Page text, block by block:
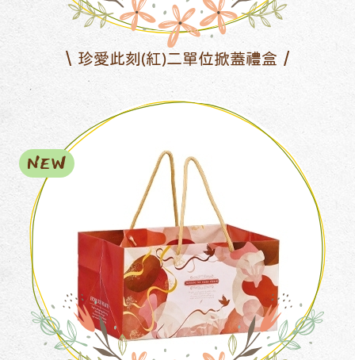
珍愛此刻(紅)二單位掀蓋禮盒
NEW